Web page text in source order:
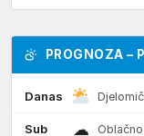
PROGNOZA –
Danas
Sub ☁ Oblačno